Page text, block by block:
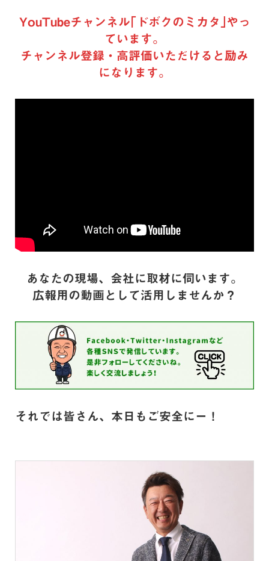
YouTubeチャンネル｢ドボクのミカタ｣やっ
ています。
チャンネル登録・高評価いただけると励み
になります。
あなたの現場、会社に取材に伺います。
広報用の動画として活用しませんか？
それでは皆さん、本日もご安全にー！